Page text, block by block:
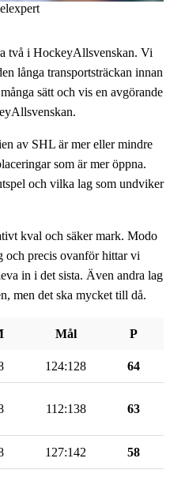
två i HockeyAllsvenskan. Vi
långa transportsträckan innan
sätt och vis en avgörande
av SHL är mer eller mindre
som är mer öppna.
och vilka lag som undviker
kval och säker mark. Modo
och precis ovanför hittar vi
in i det sista. Även andra lag
men det ska mycket till då.
Mål P
124:128 64
112:138 63
127:142 58